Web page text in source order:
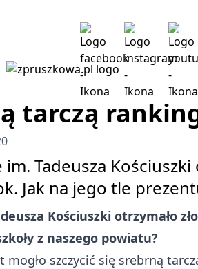
tarczą
Tadeusza
Jak na jego tle
Kościuszki otrzymało
z naszego powiatu?
mogło szczycić się srebrną